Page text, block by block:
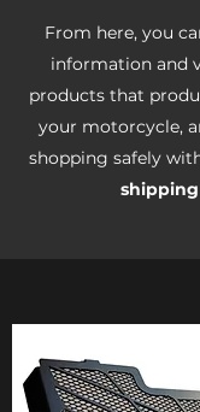
From here, you
information and
products that
your motorcycle,
shopping safely
shipping